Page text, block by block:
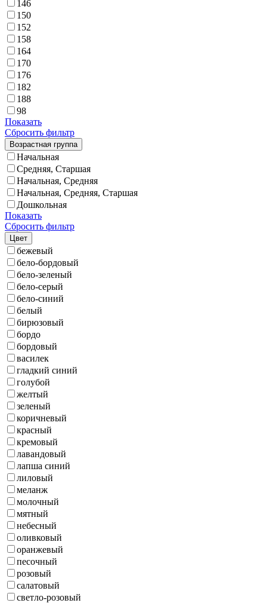
146
150
152
158
164
170
176
182
188
98
Показать
Сбросить фильтр
Возрастная группа
Начальная
Средняя, Старшая
Начальная, Средняя
Начальная, Средняя, Старшая
Дошкольная
Показать
Сбросить фильтр
Цвет
бежевый
бело-бордовый
бело-зеленый
бело-серый
бело-синий
белый
бирюзовый
бордо
бордовый
василек
гладкий синий
голубой
желтый
зеленый
коричневый
красный
кремовый
лавандовый
лапша синий
лиловый
меланж
молочный
мятный
небесный
оливковый
оранжевый
песочный
розовый
салатовый
светло-розовый